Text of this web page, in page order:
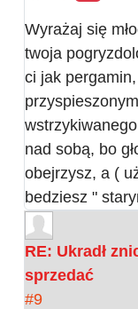
Wyrażaj się
twoja
ci jak
nad sobą, bo
obejrzysz, a (
bedziesz "
RE: Ukradł
sprzedać
#9